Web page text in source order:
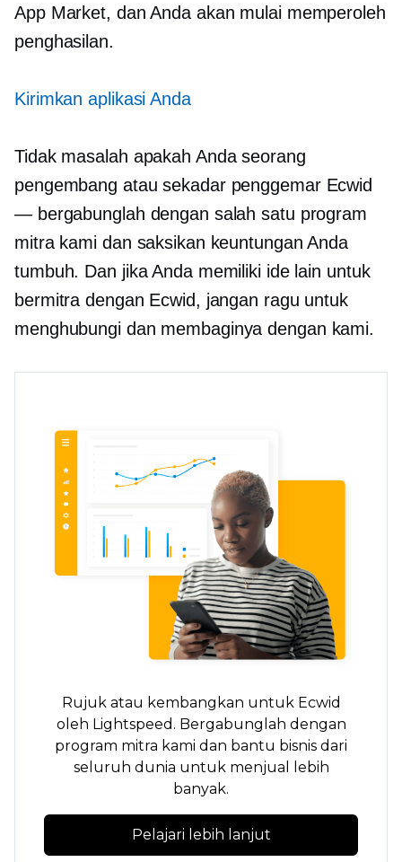
App Market, dan Anda akan mulai memperoleh
penghasilan.
Kirimkan aplikasi Anda
Tidak masalah apakah Anda seorang
pengembang atau sekadar penggemar Ecwid
— bergabunglah dengan salah satu program
mitra kami dan saksikan keuntungan Anda
tumbuh. Dan jika Anda memiliki ide lain untuk
bermitra dengan Ecwid, jangan ragu untuk
menghubungi dan membaginya dengan kami.
Rujuk atau kembangkan untuk Ecwid
oleh Lightspeed. Bergabunglah dengan
program mitra kami dan bantu bisnis dari
seluruh dunia untuk menjual lebih
banyak.
Pelajari lebih lanjut